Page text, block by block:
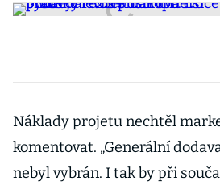
Náklady projetu nechtěl
komentovat. „Generální
nebyl vybrán. I tak by při